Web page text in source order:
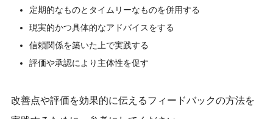
定期的なものとタイムリーなものを併用する
現実的かつ具体的なアドバイスをする
信頼関係を築いた上で実践する
評価や承認により主体性を促す
改善点や評価を効果的に伝えるフィードバックの方法を